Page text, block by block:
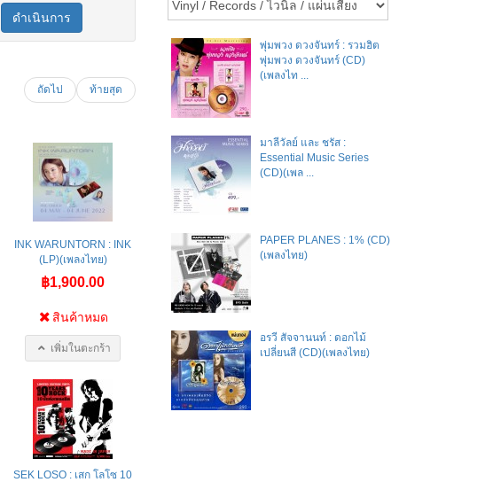
ดำเนินการ
ถัดไป ท้ายสุด
INK WARUNTORN : INK
(LP)(เพลงไทย)
฿1,900.00
สินค้าหมด
เพิ่มในตะกร้า
SEK LOSO : เสก โลโซ 10
พุ่มพวง ดวงจันทร์ : รวมฮิต
พุ่มพวง ดวงจันทร์ (CD)
(เพลงไท ...
มาลีวัลย์​ และ​ ชรัส​ :
Essential Music Series
(CD)(เพล ...
PAPER PLANES : 1% (CD)
(เพลงไทย)
อรวี สัจจานนท์ : ดอกไม้
เปลี่ยนสี (CD)(เพลงไทย)